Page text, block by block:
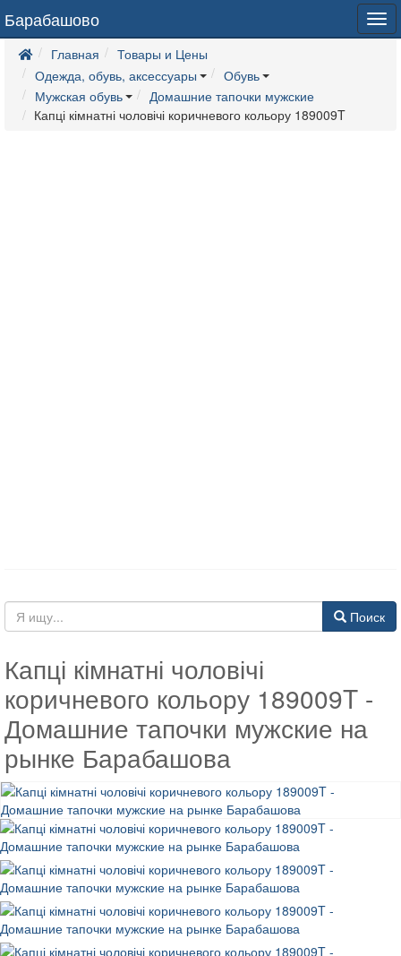
Барабашово
Главная
Товары и Цены
Одежда, обувь, аксессуары
Обувь
Мужская обувь
Домашние тапочки мужские
Капці кімнатні чоловічі коричневого кольору 189009T
Поиск
Капці кімнатні чоловічі
коричневого кольору 189009T -
Домашние тапочки мужские на
рынке Барабашова